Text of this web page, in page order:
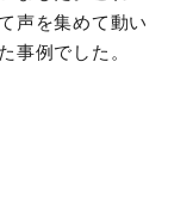
声を集めて動い
事例でした。